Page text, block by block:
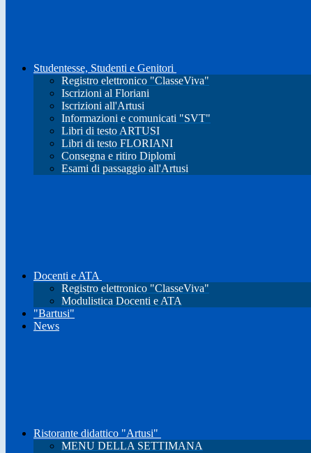
Studentesse, Studenti e Genitori
Registro elettronico "ClasseViva"
Iscrizioni al Floriani
Iscrizioni all'Artusi
Informazioni e comunicati "SVT"
Libri di testo ARTUSI
Libri di testo FLORIANI
Consegna e ritiro Diplomi
Esami di passaggio all'Artusi
Docenti e ATA
Registro elettronico "ClasseViva"
Modulistica Docenti e ATA
"Bartusi"
News
Ristorante didattico "Artusi"
MENU DELLA SETTIMANA